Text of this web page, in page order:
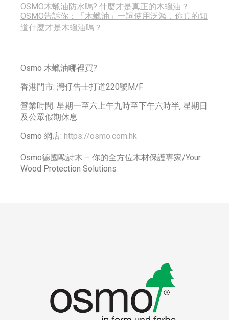
OSMO木蠟油防水嗎? 什麼才是真正的木蠟油？
OSMO告訴你：「木蠟油」一詞使用泛濫，你真的知
道什麼才是木蠟油嗎？
Osmo 木蠟油哪裡買?
香港門市: 灣仔告士打道220號M/F
營業時間: 星期一至六上午九時至下午六時半, 星期日
及公眾假期休息
Osmo 網店: https://osmo.com.hk
Osmo德國歐詩木 – 你的全方位木材保護専家/Your
Wood Protection Solutions